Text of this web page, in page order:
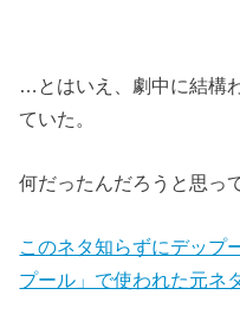
…とはいえ、劇中に結構
ていた。
何だったんだろうと思っ
このネタ知らずにデッ
プール」で使われた元ネ